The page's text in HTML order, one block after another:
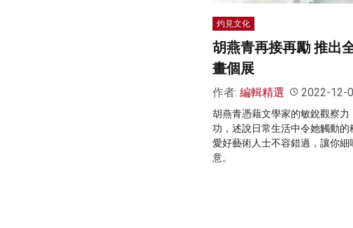
灼見文化
胡燕青再接再勵 推出
畫個展
作者: 編輯精選 2022-12-
胡燕青憑藉文學家的敏銳觀察力
功，述說日常生活中令她觸動的
愛好藝術人士不容錯過，讓你細
意。